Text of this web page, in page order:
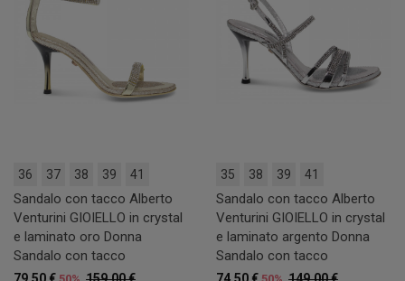
36 37 38 39 41
Sandalo con tacco Alberto
Venturini GIOIELLO in crystal
e laminato oro Donna
Sandalo con tacco
35 38 39 41
Sandalo con tacco Alberto
Venturini GIOIELLO in crystal
e laminato argento Donna
Sandalo con tacco